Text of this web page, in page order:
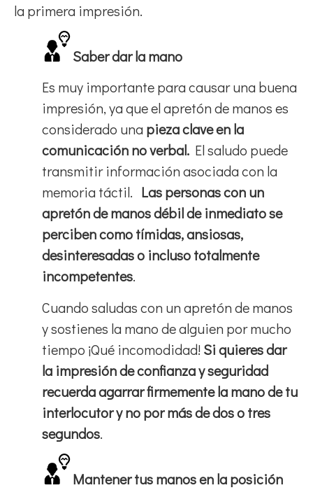
la primera impresión.
Saber dar la mano
Es muy importante para causar una buena
impresión, ya que el apretón de manos es
considerado una pieza clave en la
comunicación no verbal. El saludo puede
transmitir información asociada con la
memoria táctil. Las personas con un
apretón de manos débil de inmediato se
perciben como tímidas, ansiosas,
desinteresadas o incluso totalmente
incompetentes.
Cuando saludas con un apretón de manos
y sostienes la mano de alguien por mucho
tiempo ¡Qué incomodidad! Si quieres dar
la impresión de confianza y seguridad
recuerda agarrar firmemente la mano de tu
interlocutor y no por más de dos o tres
segundos.
Mantener tus manos en la posición